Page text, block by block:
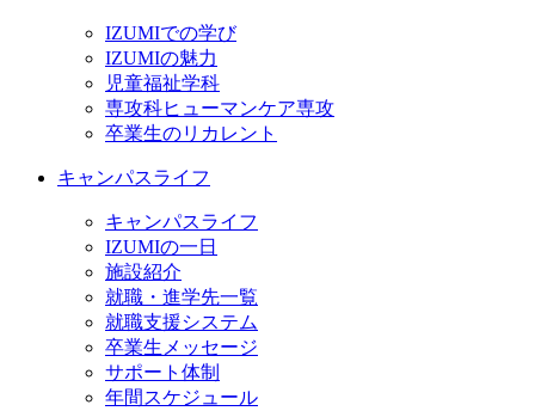
IZUMIでの学び
IZUMIの魅力
児童福祉学科
専攻科ヒューマンケア専攻
卒業生のリカレント
キャンパスライフ
キャンパスライフ
IZUMIの一日
施設紹介
就職・進学先一覧
就職支援システム
卒業生メッセージ
サポート体制
年間スケジュール